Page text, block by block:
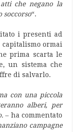
che negano la
soccorso“.
i presenti ad
ormai
prima scarta le
un sistema che
di salvarlo.
con una piccola
alberi, per
– ha commentato
campagne